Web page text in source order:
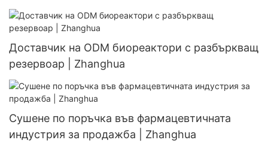
промишленост | Zhanghua
Доставчик на ODM биореактори с разбъркващ
резервоар | Zhanghua
Сушене по поръчка във фармацевтичната
индустрия за продажба | Zhanghua